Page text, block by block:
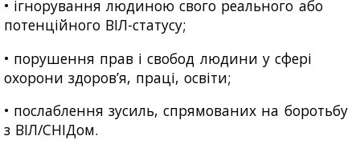
• ігнорування людиною свого реального або
потенційного ВІЛ-статусу;
• порушення прав і свобод людини у сфері
охорони здоров’я, праці, освіти;
• послаблення зусиль, спрямованих на боротьбу
з ВІЛ/СНІДом.